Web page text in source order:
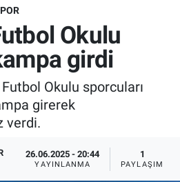
Okulu
girdi
Okulu sporcuları
girerek
verdi.
26.06.2025 - 20:44
YAYINLANMA
1
PAYLAŞIM
Haritası
ve Fikstür